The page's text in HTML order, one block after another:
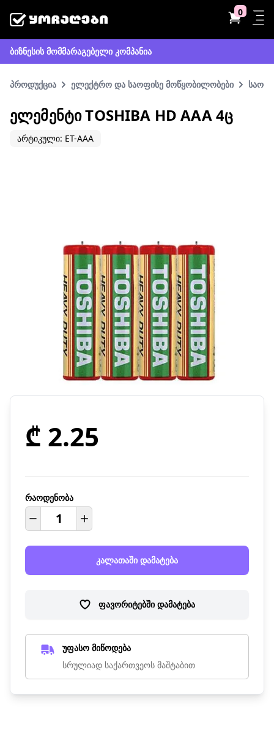
0
ბიზნესის მომმარაგებელი კომპანია
პროდუქცია ელექტრო და საოფისე მოწყობილობები
ᲔᲚᲔᲛᲔᲜᲢᲘ TOSHIBA HD AAA 4Ც
არტიკული: ET-AAA
₾ 2.25
რაოდენობა
კალათაში დამატება
ფავორიტებში დამატება
უფასო მიწოდება
სრულიად საქართვეოს მაშტაბით